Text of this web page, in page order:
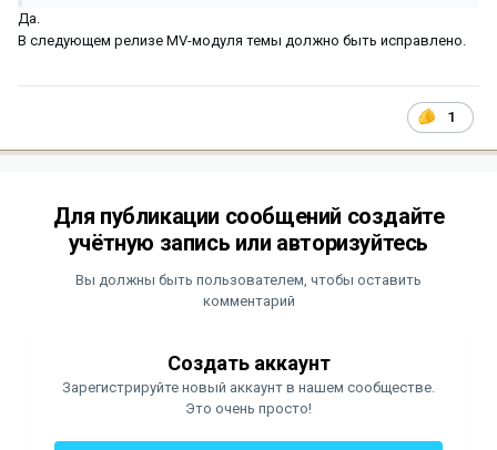
Да.
В следующем релизе MV-модуля темы должно быть исправлено.
1
Для публикации сообщений создайте
учётную запись или авторизуйтесь
Вы должны быть пользователем, чтобы оставить
комментарий
Создать аккаунт
Зарегистрируйте новый аккаунт в нашем сообществе.
Это очень просто!